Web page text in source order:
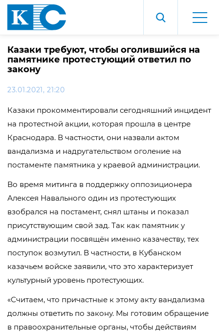
Казаки требуют, чтобы оголившийся на
памятнике протестующий ответил по
закону
23.01.2021, 21:20
Казаки прокомментировали сегодняшний инцидент
на протестной акции, которая прошла в центре
Краснодара. В частности, они назвали актом
вандализма и надругательством оголение на
постаменте памятника у краевой администрации.
Во время митинга в поддержку оппозиционера
Алексея Навального один из протестующих
взобрался на постамент, снял штаны и показал
присутствующим свой зад. Так как памятник у
администрации посвящён именно казачеству, тех
поступок возмутил. В частности, в Кубанском
казачьем войске заявили, что это характеризует
культурный уровень протестующих.
«Считаем, что причастные к этому акту вандализма
должны ответить по закону. Мы готовим обращение
в правоохранительные органы, чтобы действиям